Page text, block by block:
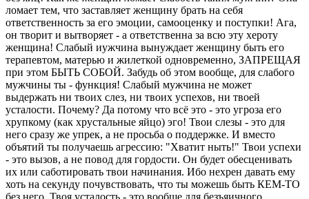
ломает тем, что заставляет женщину брать на себя
ответственность за его эмоции, самооценку и поступки! Ага,
он творит и вытворяет - а ответственна за всю эту хероту
женщина! Слабый иужчина вынуждает женщину быть его
терапевтом, матерью и жилеткой одновременно, ЗАПРЕЩАЯ
при этом БЫТЬ СОБОЙ. Забудь об этом вообще, для слабого
мужчины ты - функция! Слабый мужчина не может
выдержать ни твоих слез, ни твоих успехов, ни твоей
усталости. Почему? Да потому что всё это - это угроза его
хрупкому (как хрустальные яйцо) эго! Твои слезы - это для
него сразу же упрек, а не просьба о поддержке. И вместо
объятий ты получаешь агрессию: "Хватит ныть!" Твои успехи
- это вызов, а не повод для гордости. Он будет обесценивать
их или саботировать твои начинания. Ибо нехрен давать ему
хоть на секунду почувствовать, что ты можешь быть КЕМ-ТО
без него. Твоя усталость - это вообще для безъяичного